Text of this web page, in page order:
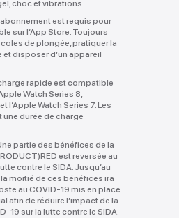
choc et vibrations.
est requis pour
sur l’App Store. Toujours
de plongée, pratiquer la
disposer d’un appareil
rapide est compatible
Watch Series 8,
l’Apple Watch Series 7. Les
durée de charge
partie des bénéfices de la
est reversée au
contre le SIDA. Jusqu’au
moitié de ces bénéfices ira
au COVID‑19 mis en place
afin de réduire l’impact de la
sur la lutte contre le SIDA.